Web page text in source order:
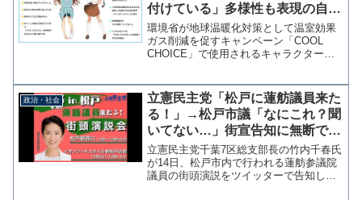
付けている」多様性も表現の自由
も認めない過剰反応
環境省が地球温暖化対策として温室効果
ガス削減を促すキャンペーン「COOL
CHOICE」で使用されるキャラクターが
【環境省のキャラ紹介①：君野イマ・ミ
ライ】ぐうたら生活...
政治・社会
立憲民主党「松戸に蓮舫議員来た
る！」→松戸市議「なにこれ？聞
いてない…」街宣告知に無断で市
議らの名前と顔写真掲載
立憲民主党千葉7区総支部長の竹内千春氏
が14日、松戸市内で行われる蓮舫参議院
議員の街頭演説をツイッターで告知した